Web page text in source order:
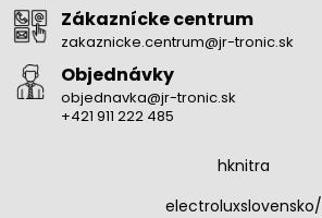
Zákaznícke centrum
zakaznicke.centrum@jr-tronic.sk
Objednávky
objednavka@jr-tronic.sk
+421 911 222 485
hknitra
electroluxslovensko/